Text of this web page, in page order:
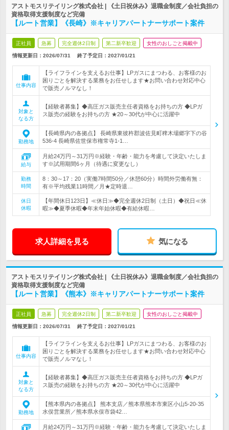
アストモスリテイリング株式会社 | 《土日祝休み》退職金制度／会社負担の
資格取得支援制度など完備
【ルート営業】《長崎》※キャリアパートナーサポート案件
正社員 急募 完全週休2日制 第二新卒歓迎 女性のおしごと掲載中
情報更新日：2026/07/31 終了予定日： 2027/01/21
仕事内容
【ライフラインを支えるお仕事】LPガスにまつわる、お客様のお
困りごとを解決する業務をお任せします★お問い合わせ対応中心
で販売ノルマなし！
対象と
なる方
【経験者募集】◆高圧ガス販売主任者資格をお持ちの方 ◆LPガ
ス販売の経験をお持ちの方 ★20～30代が中心に活躍中
勤務地
【長崎県内の各拠点】 長崎県東彼杵郡波佐見町稗木場郷字下の谷
536-4 長崎県佐世保市権常寺1-1…
給与
月給24万円～31万円※経験・年齢・能力を考慮して決定いたしま
す※試用期間6ヶ月（待遇に変更なし）
勤務
時間
8：30～17：20（実働7時間50分／休憩60分）時間外労働有無：
有※平均残業11時間／月★定時退…
休日
休暇
【年間休日123日】≪休日≫◆完全週休2日制（土日）◆祝日≪休
暇≫◆夏季休暇◆年末年始休暇◆有給休暇…
求人詳細を見る 気になる
アストモスリテイリング株式会社 | 《土日祝休み》退職金制度／会社負担の
資格取得支援制度など完備
【ルート営業】《熊本》※キャリアパートナーサポート案件
正社員 急募 完全週休2日制 第二新卒歓迎 女性のおしごと掲載中
情報更新日：2026/07/31 終了予定日： 2027/01/21
仕事内容
【ライフラインを支えるお仕事】LPガスにまつわる、お客様のお
困りごとを解決する業務をお任せします★お問い合わせ対応中心
で販売ノルマなし！
対象と
なる方
【経験者募集】◆高圧ガス販売主任者資格をお持ちの方 ◆LPガ
ス販売の経験をお持ちの方 ★20～30代が中心に活躍中
勤務地
【熊本県内の各拠点】 熊本支店／熊本県熊本市東区小山5-20-35
水俣営業所／熊本県水俣市袋42…
月給24万円～31万円※経験・年齢・能力を考慮して決定いたしま